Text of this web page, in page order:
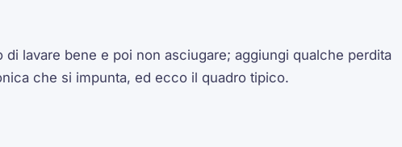
di lavare bene e poi non asciugare; aggiungi qualche perdita
che si impunta, ed ecco il quadro tipico.